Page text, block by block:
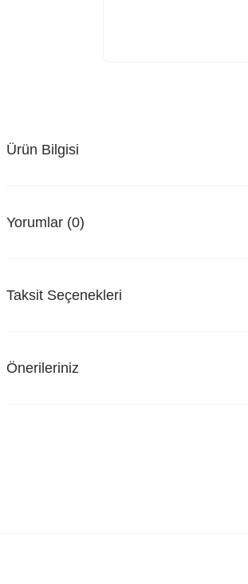
Ürün Bilgisi
Yorumlar (0)
Taksit Seçenekleri
Önerileriniz